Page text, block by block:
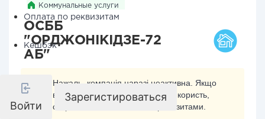
Оплата по реквизитам
Кешбэк
Войти
Зарегистироваться
Коммунальные услуги
ОСББ
"ОРДЖОНІКІДЗЕ-72
АБ"
Нажаль, компанія наразі неактивна. Якщо
ви хочете здійснити платіж на її користь,
скористайтесь оплатою за реквізитами.